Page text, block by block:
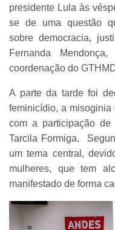
presidente Lula às
se de uma questão
sobre democracia,
Fernanda
coordenação do
A parte da tarde foi
feminicídio, a
com a participação
Tarcila Formiga.
um tema central,
mulheres, que tem
manifestado de forma